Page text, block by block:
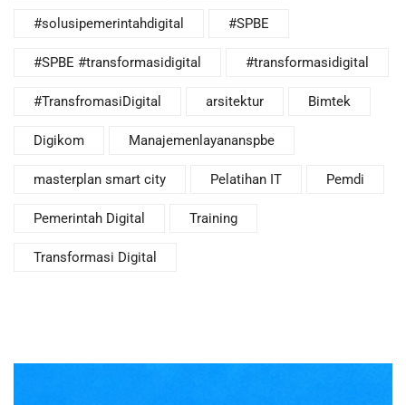
#solusipemerintahdigital #SPBE
#SPBE #transformasidigital #transformasidigital
#TransfromasiDigital arsitektur Bimtek
Digikom Manajemenlayananspbe
masterplan smart city Pelatihan IT Pemdi
Pemerintah Digital Training
Transformasi Digital